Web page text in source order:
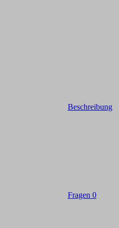
Beschreibung
Fragen 0